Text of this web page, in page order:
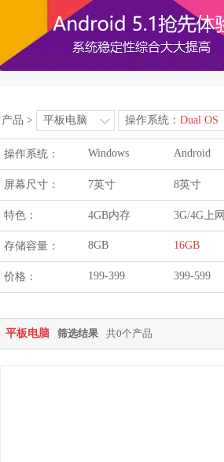
产品 > 平板电脑 操作系统： Dual OS
操作系统： Windows Android
屏幕尺寸： 7英寸 8英寸
特色： 4GB内存 3G/4G上网
存储容量： 8GB 16GB
价格： 199-399 399-599
平板电脑 筛选结果 共0个产品